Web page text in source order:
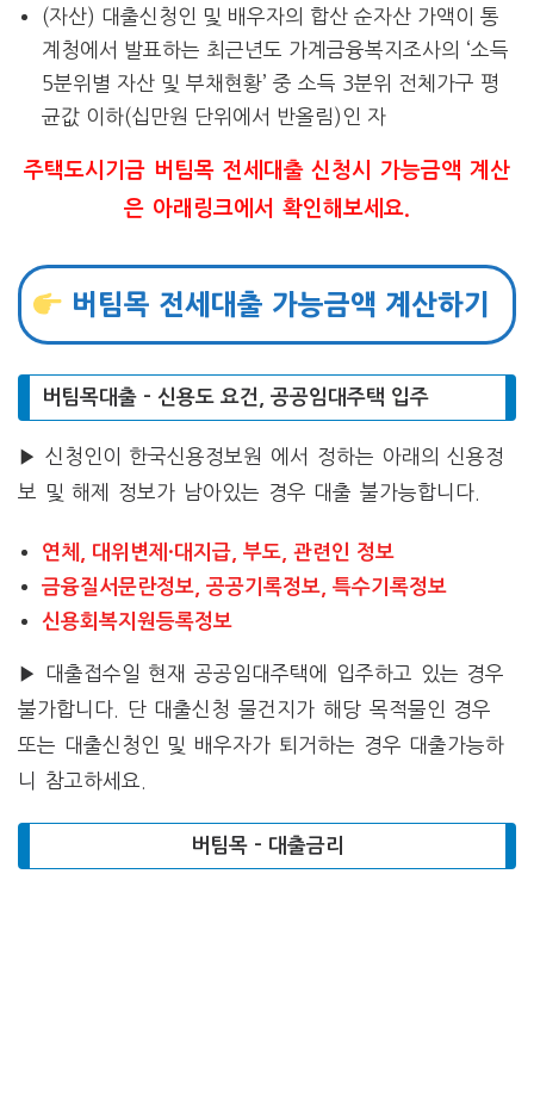
(자산) 대출신청인 및 배우자의 합산 순자산 가액이 통
계청에서 발표하는 최근년도 가계금융복지조사의 ‘소득
5분위별 자산 및 부채현황’ 중 소득 3분위 전체가구 평
균값 이하(십만원 단위에서 반올림)인 자
주택도시기금 버팀목 전세대출 신청시 가능금액 계산
은 아래링크에서 확인해보세요.
버팀목 전세대출 가능금액 계산하기
버팀목대출 – 신용도 요건, 공공임대주택 입주
▶ 신청인이 한국신용정보원 에서 정하는 아래의 신용정
보 및 해제 정보가 남아있는 경우 대출 불가능합니다.
연체, 대위변제·대지급, 부도, 관련인 정보
금융질서문란정보, 공공기록정보, 특수기록정보
신용회복지원등록정보
▶ 대출접수일 현재 공공임대주택에 입주하고 있는 경우
불가합니다. 단 대출신청 물건지가 해당 목적물인 경우
또는 대출신청인 및 배우자가 퇴거하는 경우 대출가능하
니 참고하세요.
버팀목 – 대출금리